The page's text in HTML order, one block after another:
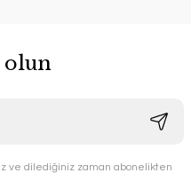
olun
ve dilediğiniz zaman abonelikten